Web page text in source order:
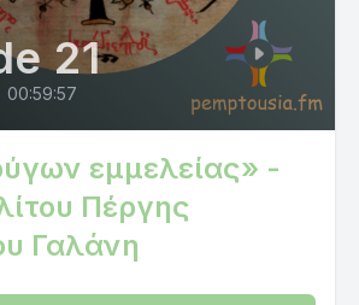
21
00:59:57
εμμελείας» -
Πέργης
Γαλάνη